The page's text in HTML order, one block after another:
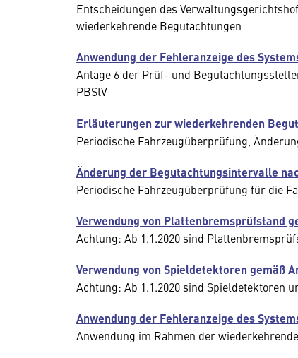
Entscheidungen des
wiederkehrende Begutachtungen
Anwendung der Fehleranzeige des
Anlage 6 der Prüf- und
PBStV
Erläuterungen zur wiederkehrenden
Periodische Fahrzeugüberprüfung,
Änderung der Begutachtungsintervalle
Periodische Fahrzeugüberprüfung für die
Verwendung von Plattenbremsprüfstand
Achtung: Ab 1.1.2020 sind
Verwendung von Spieldetektoren gemäß
Achtung: Ab 1.1.2020 sind Spieldetektoren
Anwendung der Fehleranzeige des
Anwendung im Rahmen der